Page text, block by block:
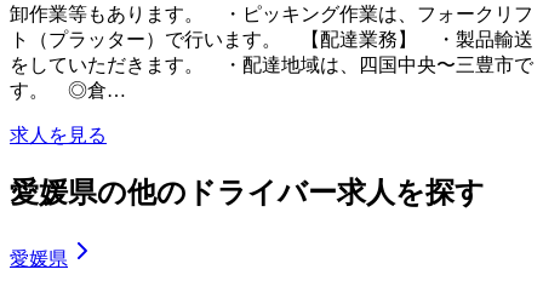
卸作業等もあります。 ・ピッキング作業は、フォークリフ
ト（プラッター）で行います。 【配達業務】 ・製品輸送
をしていただきます。 ・配達地域は、四国中央〜三豊市で
す。 ◎倉…
求人を見る
愛媛県の他のドライバー求人を探す
愛媛県